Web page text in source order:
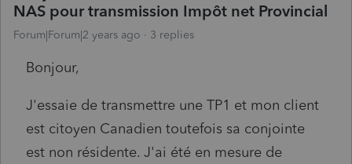
NAS pour transmission Impôt net Provincial
Forum|Forum|2 years ago 3 replies
Bonjour,
J'essaie de transmettre une TP1 et mon client
est citoyen Canadien toutefois sa conjointe
est non résidente. J'ai été en mesure de